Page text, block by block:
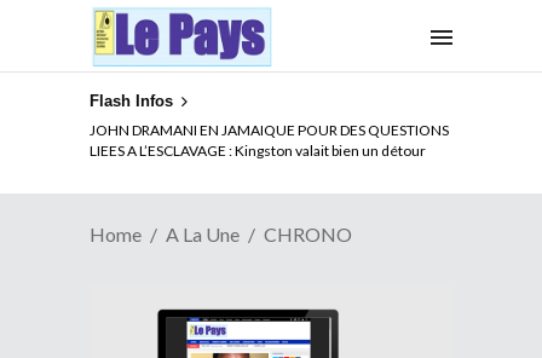
Flash Infos
JOHN DRAMANI EN JAMAIQUE POUR DES QUESTIONS
LIEES A L’ESCLAVAGE : Kingston valait bien un détour
Home A La Une CHRONO